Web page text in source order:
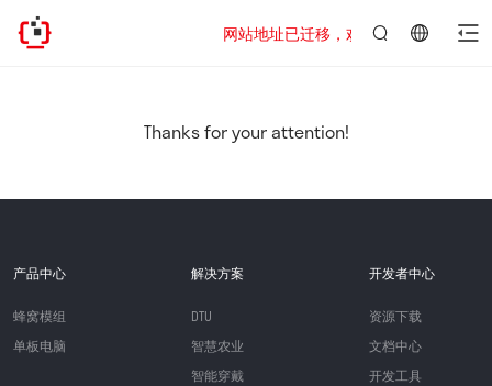
网站地址已迁移，欢迎访问新址：
Thanks for your attention!
产品中心
蜂窝模组
单板电脑
解决方案
DTU
智慧农业
智能穿戴
开发者中心
资源下载
文档中心
开发工具